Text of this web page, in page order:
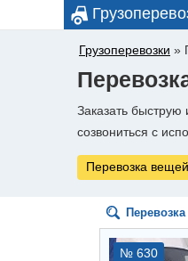
Грузоперевозки »
Заказать
созвониться с
Перевозка вещей
№ 630